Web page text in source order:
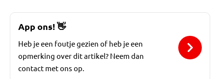
App ons!👋
Heb je een foutje gezien of heb je een
opmerking over dit artikel? Neem dan
contact met ons op.